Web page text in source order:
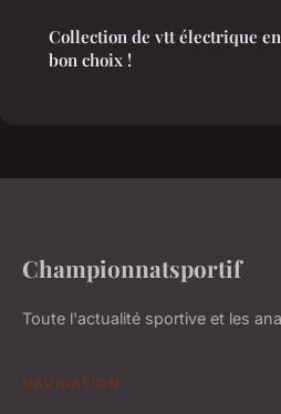
Collection de vtt électrique
bon choix !
Championnatsportif
Toute l'actualité sportive et les
NAVIGATION